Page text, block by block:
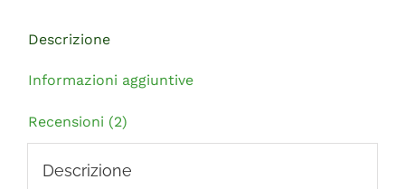
Descrizione
Informazioni aggiuntive
Recensioni (2)
Descrizione